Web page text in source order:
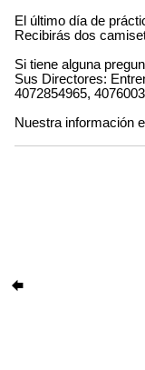
El último día de
Recibirás dos
Si tiene alguna
Sus Directores:
4072854965,
Nuestra información